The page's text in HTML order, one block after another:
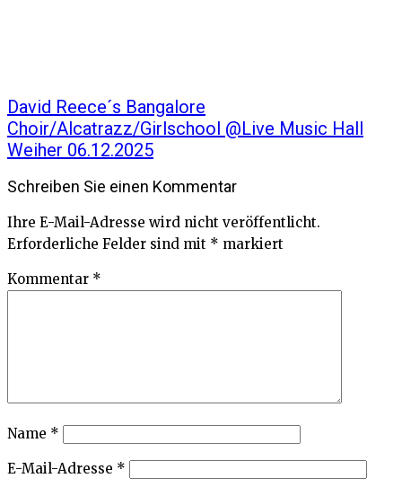
David Reece´s Bangalore
Choir/Alcatrazz/Girlschool @Live Music Hall
Weiher 06.12.2025
Schreiben Sie einen Kommentar
Ihre E-Mail-Adresse wird nicht veröffentlicht.
Erforderliche Felder sind mit * markiert
Kommentar *
Name *
E-Mail-Adresse *